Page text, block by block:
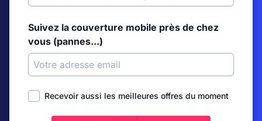
Suivez la couverture mobile près de chez
vous (pannes...)
Recevoir aussi les meilleures offres du moment